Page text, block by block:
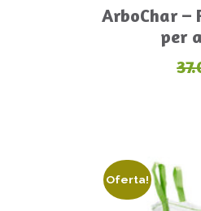
ArboChar –
per
Oferta!